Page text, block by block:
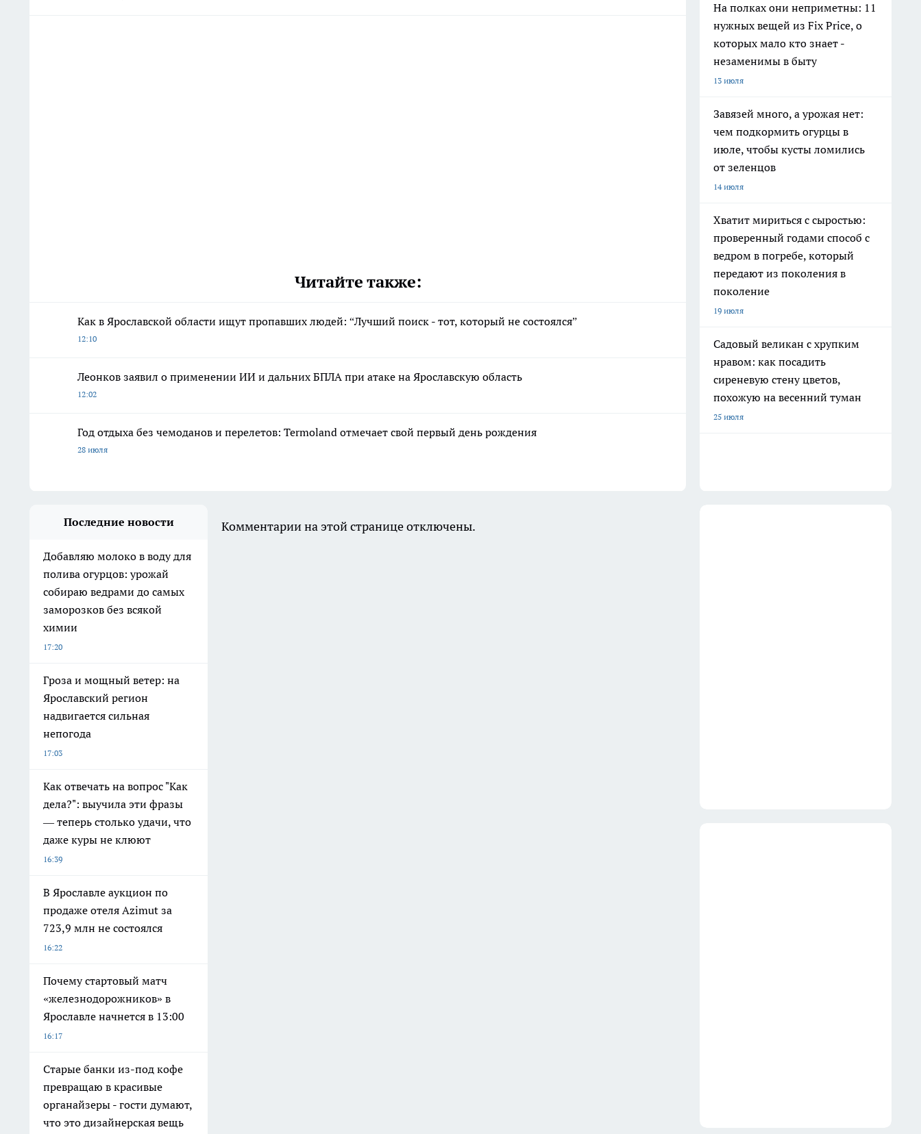
Читайте также:
Как в Ярославской области ищут пропавших людей: “Лучший поиск - тот, который не состоялся”
12:10
Леонков заявил о применении ИИ и дальних БПЛА при атаке на Ярославскую область
12:02
Год отдыха без чемоданов и перелетов: Termoland отмечает свой первый день рождения
28 июля
На полках они неприметны: 11
нужных вещей из Fix Price, о
которых мало кто знает -
незаменимы в быту
13 июля
Завязей много, а урожая нет:
чем подкормить огурцы в
июле, чтобы кусты ломились
от зеленцов
14 июля
Хватит мириться с сыростью:
проверенный годами способ с
ведром в погребе, который
передают из поколения в
поколение
19 июля
Садовый великан с хрупким
нравом: как посадить
сиреневую стену цветов,
похожую на весенний туман
25 июля
Последние новости
Добавляю молоко в воду для
полива огурцов: урожай
собираю ведрами до самых
заморозков без всякой
химии
17:20
Гроза и мощный ветер: на
Ярославский регион
надвигается сильная
непогода
17:03
Как отвечать на вопрос "Как
дела?": выучила эти фразы
— теперь столько удачи, что
даже куры не клюют
16:39
В Ярославле аукцион по
продаже отеля Azimut за
723,9 млн не состоялся
16:22
Почему стартовый матч
«железнодорожников» в
Ярославле начнется в 13:00
16:17
Старые банки из-под кофе
превращаю в красивые
органайзеры - гости думают,
что это дизайнерская вещь
Комментарии на этой странице отключены.